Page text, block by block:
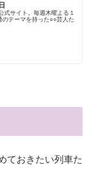
式サイト。毎週木曜よる１
のテーマを持った○○芸人た
ておきたい列車た